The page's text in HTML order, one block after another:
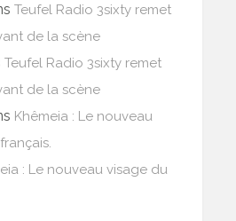
Teufel Radio 3sixty remet
de la scène
Teufel Radio 3sixty remet
de la scène
Khêmeia : Le nouveau
: Le nouveau visage du